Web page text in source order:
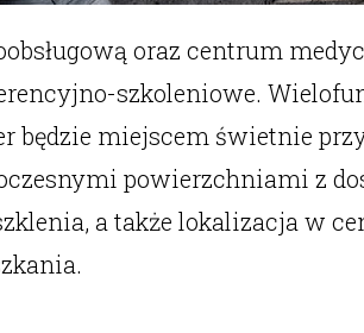
oraz centrum
szkoleniowe.
będzie miejscem świetnie
powierzchniami z
a także lokalizacja w